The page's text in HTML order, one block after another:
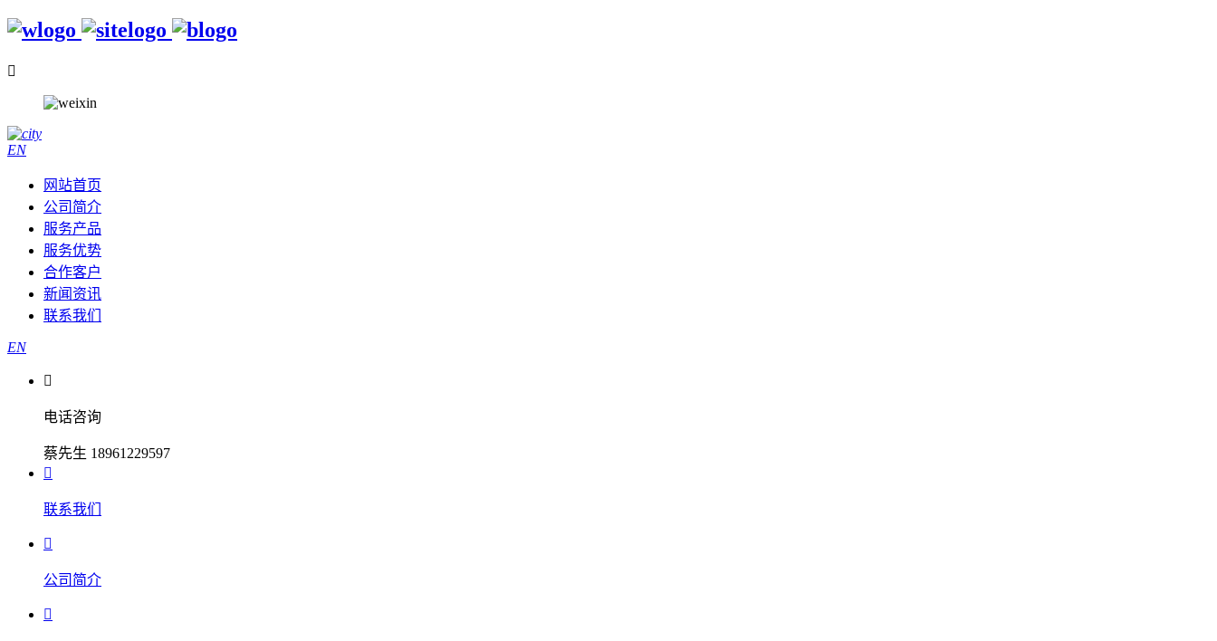

EN
网站首页
公司简介
服务产品
服务优势
合作客户
新闻资讯
联系我们
EN

电话咨询
蔡先生 18961229597

联系我们

公司简介
